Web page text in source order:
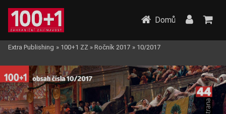
Domů
Extra Publishing » 100+1 ZZ » Ročník 2017 » 10/2017